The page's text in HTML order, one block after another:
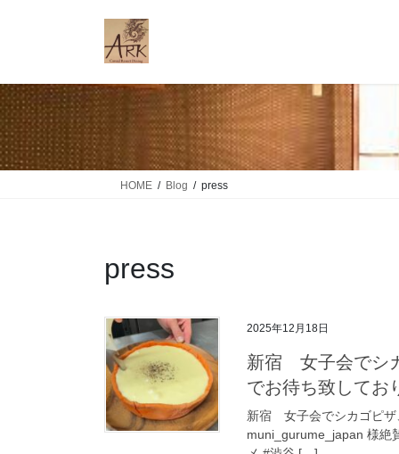
ツ
に
移
動
シ
ョ
ン
に
HOME Blog press
press
2025年12月18日
新宿 女子会でシ
でお待ち致してお
新宿 女子会でシカゴピザ
muni_gurume_japan 様絶